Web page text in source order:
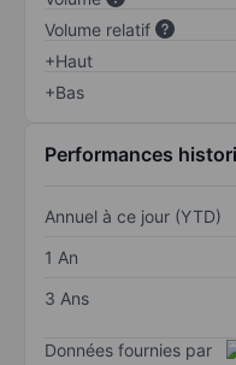
Volume relatif
+Haut
+Bas
Performances
Annuel à ce jour (YTD)
1 An
3 Ans
Données fournies par